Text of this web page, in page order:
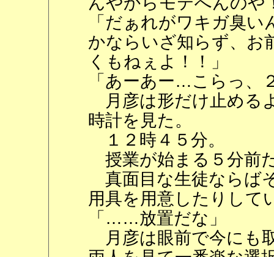
「だぁれがワキガ臭
かならいざ知らず、お
くもねぇよ！！」
「あーあー…こらっ
月彦は形だけ止める
時計を見た。
１２時４５分。
授業が始まる５分前
真面目な生徒ならば
用具を用意したりして
「……放置だな」
月彦は眼前で今にも